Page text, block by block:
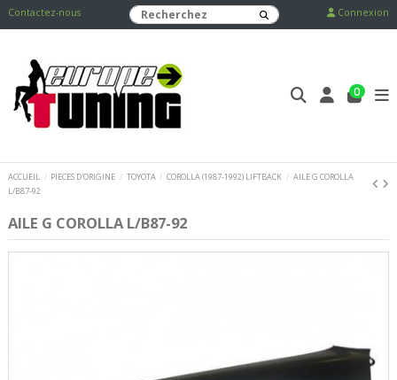
Contactez-nous Connexion
0
ACCUEIL PIECES D'ORIGINE TOYOTA COROLLA (1987-1992) LIFTBACK
AILE G COROLLA
L/B87-92
AILE G COROLLA L/B87-92